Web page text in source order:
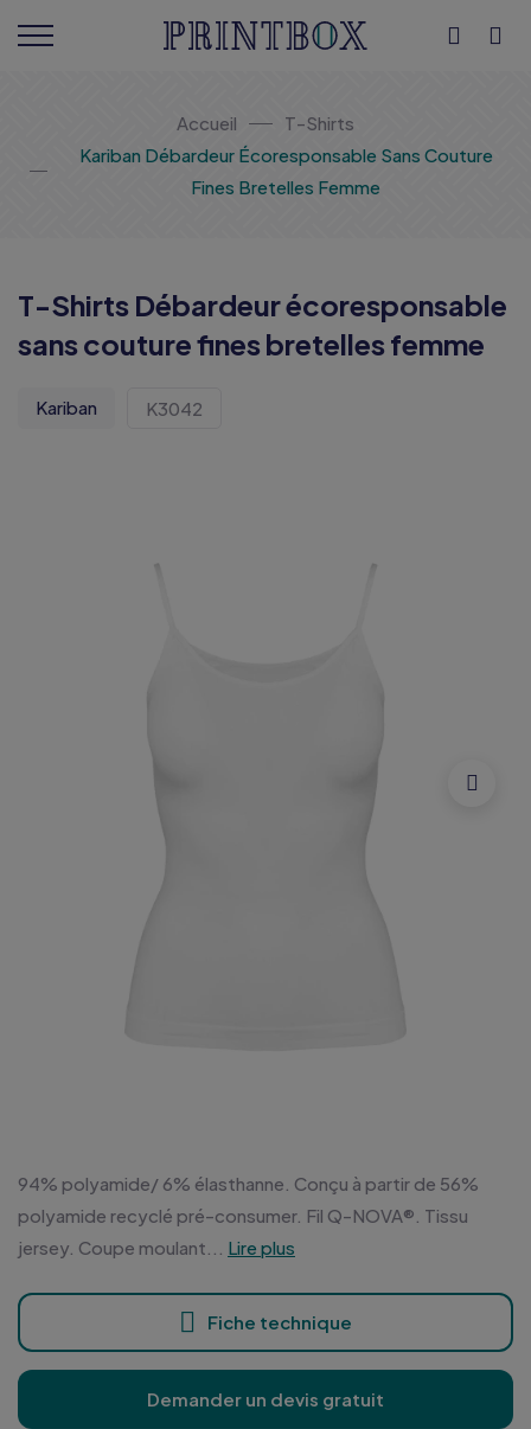
Accueil
T-Shirts
Kariban Débardeur Écoresponsable Sans Couture
Fines Bretelles Femme
T-Shirts Débardeur écoresponsable
sans couture fines bretelles femme
Kariban K3042
94% polyamide/ 6% élasthanne. Conçu à partir de 56%
polyamide recyclé pré-consumer. Fil Q-NOVA®. Tissu
jersey. Coupe moulant...
Lire plus
Fiche technique
Demander un devis gratuit